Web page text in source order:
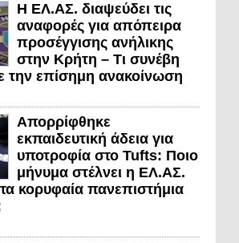
Η ΕΛ.ΑΣ. διαψεύδει τις
αναφορές για απόπειρα
προσέγγισης ανήλικης
στην Κρήτη – Τι συνέβη
επίσημη ανακοίνωση
Απορρίφθηκε
εκπαιδευτική άδεια για
υποτροφία στο Tufts: Ποιο
μήνυμα στέλνει η ΕΛ.ΑΣ.
κορυφαία πανεπιστήμια